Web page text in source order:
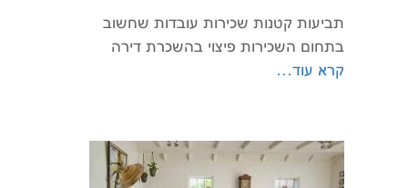
תביעות קטנות שכירות עובדות שחשוב
בתחום השכירות פיצוי בהשכרת דירה
קרא עוד…